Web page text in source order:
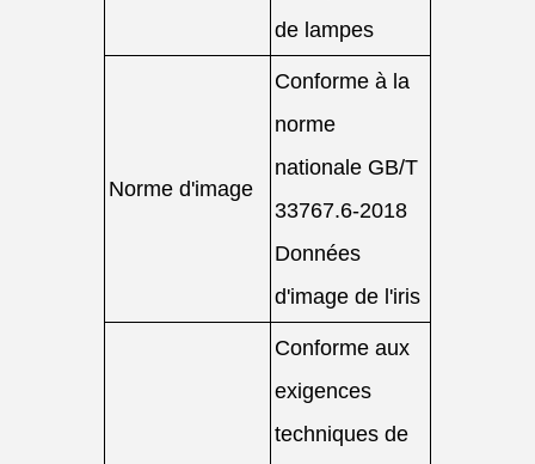
de lampes
Norme d'image
Conforme à la
norme
nationale GB/T
33767.6-2018
Données
d'image de l'iris
Conforme aux
exigences
techniques de